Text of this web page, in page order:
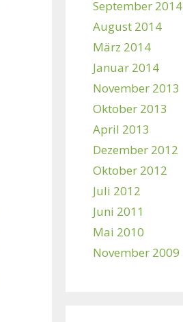
September 2014
August 2014
März 2014
Januar 2014
November 2013
Oktober 2013
April 2013
Dezember 2012
Oktober 2012
Juli 2012
Juni 2011
Mai 2010
November 2009